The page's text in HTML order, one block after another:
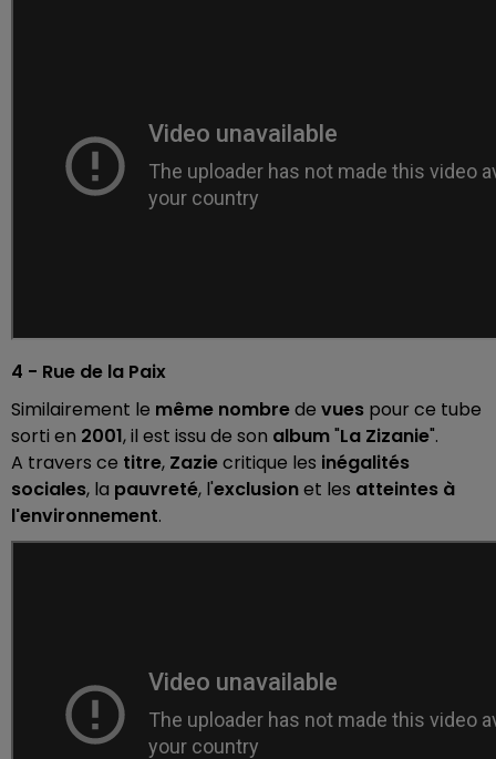
4 - Rue de la Paix
Similairement le même nombrede vues pour ce tube
sorti en 2001, il est issu de son album"La Zizanie".
A travers ce titre, Zaziecritique les inégalités
sociales, la pauvreté, l'exclusionet les atteintes à
l'environnement.